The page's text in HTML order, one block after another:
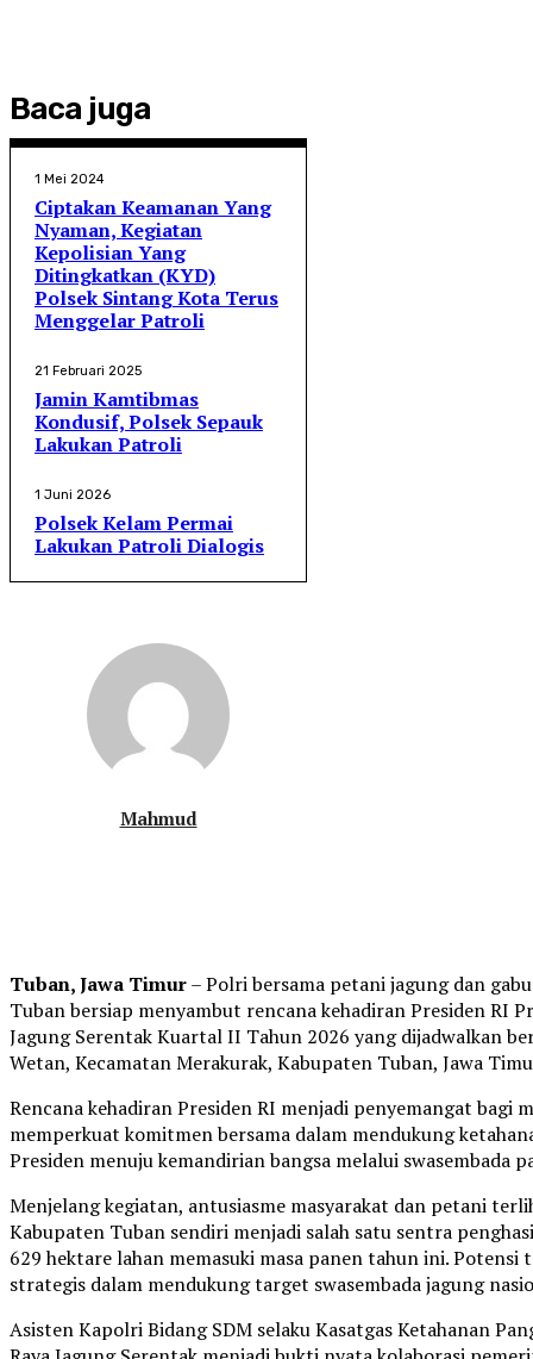
Baca juga
1 Mei 2024
Ciptakan Keamanan Yang
Nyaman, Kegiatan
Kepolisian Yang
Ditingkatkan (KYD)
Polsek Sintang Kota Terus
Menggelar Patroli
21 Februari 2025
Jamin Kamtibmas
Kondusif, Polsek Sepauk
Lakukan Patroli
1 Juni 2026
Polsek Kelam Permai
Lakukan Patroli Dialogis
Mahmud
Tuban, Jawa Timur– Polri bersama petani jagung dan
Tuban bersiap menyambut rencana kehadiran Presiden RI
Jagung Serentak Kuartal II Tahun 2026 yang dijadwalkan
Wetan, Kecamatan Merakurak, Kabupaten Tuban, Jawa
Rencana kehadiran Presiden RI menjadi penyemangat bagi
memperkuat komitmen bersama dalam mendukung
Presiden menuju kemandirian bangsa melalui swasembada
Menjelang kegiatan, antusiasme masyarakat dan petani
Kabupaten Tuban sendiri menjadi salah satu sentra
629 hektare lahan memasuki masa panen tahun ini. Potensi
strategis dalam mendukung target swasembada jagung
Asisten Kapolri Bidang SDM selaku Kasatgas Ketahanan